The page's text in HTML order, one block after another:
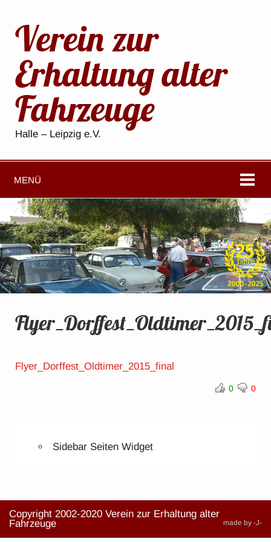
Verein zur
Erhaltung alter
Fahrzeuge
Halle – Leipzig e.V.
MENÜ
Flyer_Dorffest_Oldtimer_2015_final
0 0
Sidebar Seiten Widget
Copyright 2002-2020 Verein zur Erhaltung alter
Fahrzeuge
made by -J-